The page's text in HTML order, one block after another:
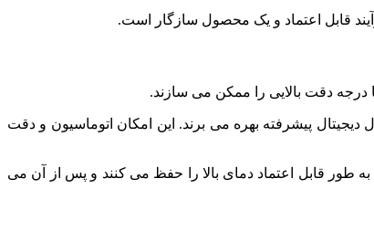
قابل اعتماد و یک محصول سازگار است.
درجه دقت بالایی را ممکن می سازند.
پیشرفته بهره می برند. این امکان اتوماسیون و دقت
طور قابل اعتماد دمای بالا را حفظ می کنند و پس از آن می